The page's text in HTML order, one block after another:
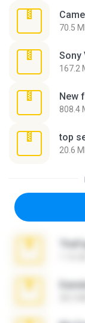
70.5
Sony
167.2
New
808.4
top
20.6